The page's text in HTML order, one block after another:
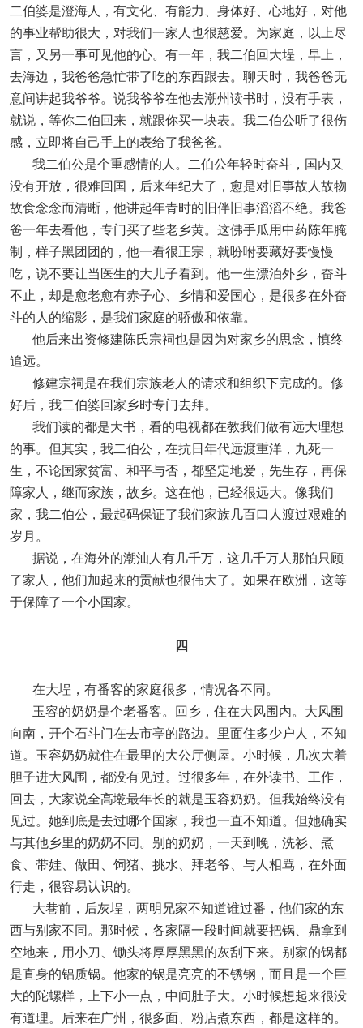
二伯婆是澄海人，有文化、有能力、身体好、心地好，对他
的事业帮助很大，对我们一家人也很慈爱。为家庭，以上尽
言，又另一事可见他的心。有一年，我二伯回大埕，早上，
去海边，我爸爸急忙带了吃的东西跟去。聊天时，我爸爸无
意间讲起我爷爷。说我爷爷在他去潮州读书时，没有手表，
就说，等你二伯回来，就跟你买一块表。我二伯公听了很伤
感，立即将自己手上的表给了我爸爸。
我二伯公是个重感情的人。二伯公年轻时奋斗，国内又
没有开放，很难回国，后来年纪大了，愈是对旧事故人故物
故食念念而清晰，他讲起年青时的旧伴旧事滔滔不绝。我爸
爸一年去看他，专门买了些老乡黄。这佛手瓜用中药陈年腌
制，样子黑团团的，他一看很正宗，就吩咐要藏好要慢慢
吃，说不要让当医生的大儿子看到。他一生漂泊外乡，奋斗
不止，却是愈老愈有赤子心、乡情和爱国心，是很多在外奋
斗的人的缩影，是我们家庭的骄傲和依靠。
他后来出资修建陈氏宗祠也是因为对家乡的思念，慎终
追远。
修建宗祠是在我们宗族老人的请求和组织下完成的。修
好后，我二伯婆回家乡时专门去拜。
我们读的都是大书，看的电视都在教我们做有远大理想
的事。但其实，我二伯公，在抗日年代远渡重洋，九死一
生，不论国家贫富、和平与否，都坚定地爱，先生存，再保
障家人，继而家族，故乡。这在他，已经很远大。像我们
家，我二伯公，最起码保证了我们家族几百口人渡过艰难的
岁月。
据说，在海外的潮汕人有几千万，这几千万人那怕只顾
了家人，他们加起来的贡献也很伟大了。如果在欧洲，这等
于保障了一个小国家。
四
在大埕，有番客的家庭很多，情况各不同。
玉容的奶奶是个老番客。回乡，住在大风围内。大风围
向南，开个石斗门在去市亭的路边。里面住多少户人，不知
道。玉容奶奶就住在最里的大公厅侧屋。小时候，几次大着
胆子进大风围，都没有见过。过很多年，在外读书、工作，
回去，大家说全高墘最年长的就是玉容奶奶。但我始终没有
见过。她到底是去过哪个国家，我也一直不知道。但她确实
与其他乡里的奶奶不同。别的奶奶，一天到晚，洗衫、煮
食、带娃、做田、饲猪、挑水、拜老爷、与人相骂，在外面
行走，很容易认识的。
大巷前，后灰埕，两明兄家不知道谁过番，他们家的东
西与别家不同。那时候，各家隔一段时间就要把锅、鼎拿到
空地来，用小刀、锄头将厚厚黑黑的灰刮下来。别家的锅都
是直身的铝质锅。他家的锅是亮亮的不锈钢，而且是一个巨
大的陀螺样，上下小一点，中间肚子大。小时候想起来很没
有道理。后来在广州，很多面、粉店煮东西，都是这样的。